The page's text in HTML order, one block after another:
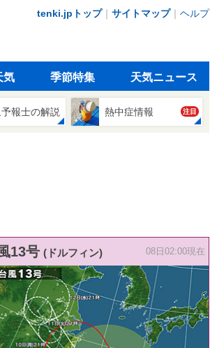
tenki.jpトップ｜ サイトマップ｜ ヘルプ
気 季節特集 天気ニュース
報士の解説 熱中症情報 注目
13号 (ドルフィン) 08日02:00現在